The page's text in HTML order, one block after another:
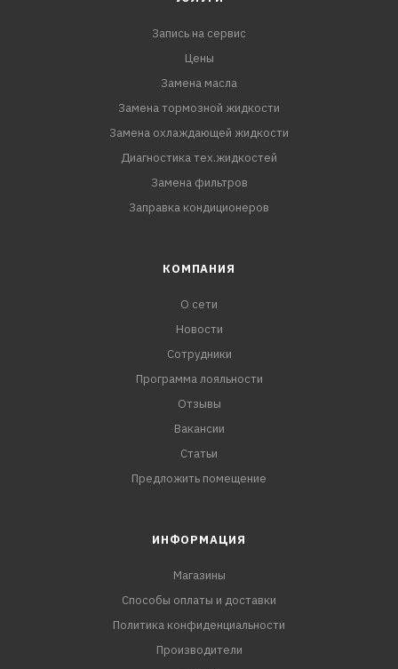
Соответствия требованиям:
Запись на сервис
Цены
Замена масла
Замена тормозной жидкости
Замена охлаждающей жидкости
Диагностика тех.жидкостей
Замена фильтров
Заправка кондиционеров
КОМПАНИЯ
О сети
Новости
Сотрудники
Программа лояльности
Отзывы
Вакансии
Статьи
Предложить помещение
ИНФОРМАЦИЯ
Магазины
Способы оплаты и доставки
Политика конфиденциальности
Производители